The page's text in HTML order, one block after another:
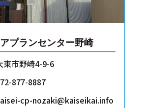
プランセンター野崎
東市野崎4-9-6
877-8887
cp-nozaki@kaiseikai.info